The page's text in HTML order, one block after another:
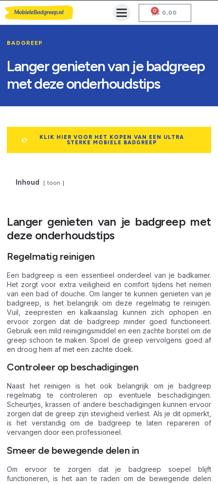
€ 0,00
0
BADGREEP
Langer genieten van je badgreep
met deze onderhoudstips
KLIK HIER VOOR HET KOPEN VAN EEN ULTRA
STERKE MOBIELE BADGREEP
Inhoud toon
Langer genieten van je badgreep met
deze onderhoudstips
Regelmatig reinigen
Een badgreep is een essentieel onderdeel van je badkamer.
Het zorgt voor extra veiligheid en comfort tijdens het nemen
van een bad of douche. Om langer te kunnen genieten van je
badgreep, is het belangrijk om deze regelmatig te reinigen.
Vuil, zeepresten en kalkaanslag kunnen zich ophopen en
ervoor zorgen dat de badgreep minder goed functioneert.
Gebruik een mild reinigingsmiddel en een zachte borstel om de
greep schoon te maken. Spoel de greep vervolgens goed af
en droog hem af met een zachte doek.
Controleer op beschadigingen
Naast het reinigen is het ook belangrijk om je badgreep
regelmatig te controleren op eventuele beschadigingen.
Scheurtjes, krassen of andere beschadigingen kunnen ervoor
zorgen dat de greep zijn stevigheid verliest. Als je dit opmerkt,
is het verstandig om de badgreep te laten repareren of
vervangen door een professioneel.
Smeer de bewegende delen in
Om ervoor te zorgen dat je badgreep soepel blijft
functioneren, is het aan te raden om de bewegende delen